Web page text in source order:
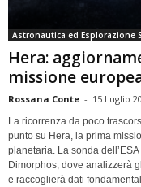
Astronautica ed Esplorazione
Hera:
missione
Rossana Conte - 15 Luglio
La ricorrenza da poco
punto su Hera, la prima
planetaria. La sonda
Dimorphos, dove analizzerà
e raccoglierà dati